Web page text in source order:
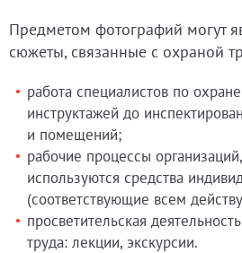
Предметом фотографий могут
сюжеты, связанные с охраной
работа специалистов по
инструктажей до
и помещений;
рабочие процессы
используются средства
(соответствующие всем
просветительская
труда: лекции, экскурсии.